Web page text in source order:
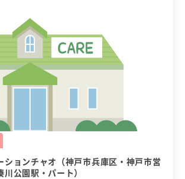
ションチャオ（神戸市兵庫区・神戸市営
公園駅・パート）